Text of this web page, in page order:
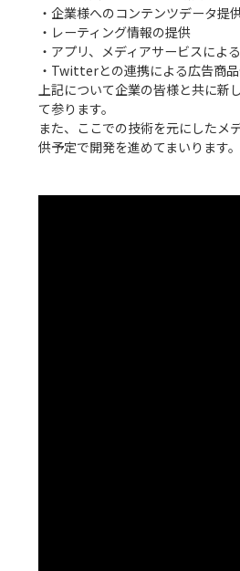
・企業様へのコンテンツデータ提
・レーティング情報の提供
・アプリ、メディアサービスによ
・Twitterとの連携による広告商
上記について企業の皆様と共に新
て参ります。
また、ここでの技術を元にしたメ
供予定で開発を進めてまいります。